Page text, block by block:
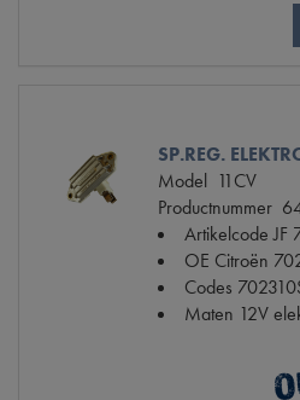
SP.REG.
Model 11CV
Productnummer
Artikelcode JF
OE Citroën
Codes
Maten 12V